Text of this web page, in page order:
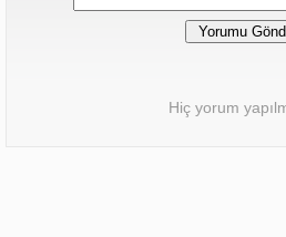
Hiç yorum